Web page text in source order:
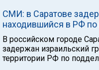
СМИ: в Саратове
находившийся в РФ
В российском городе
задержан израильский
территории РФ по